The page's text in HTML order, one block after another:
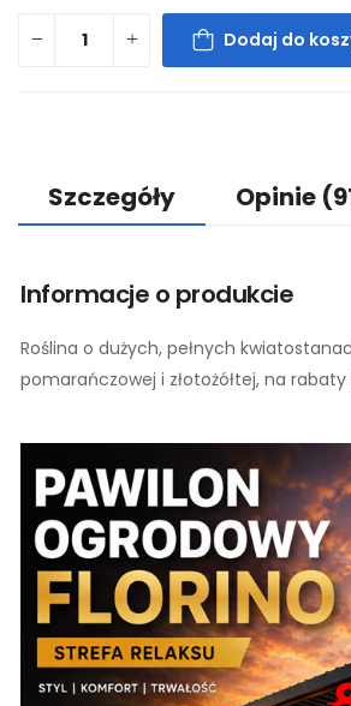
Dodaj do
Szczegóły Opinie
Informacje o produkcie
Roślina o dużych, pełnych
pomarańczowej i złotożółtej, na